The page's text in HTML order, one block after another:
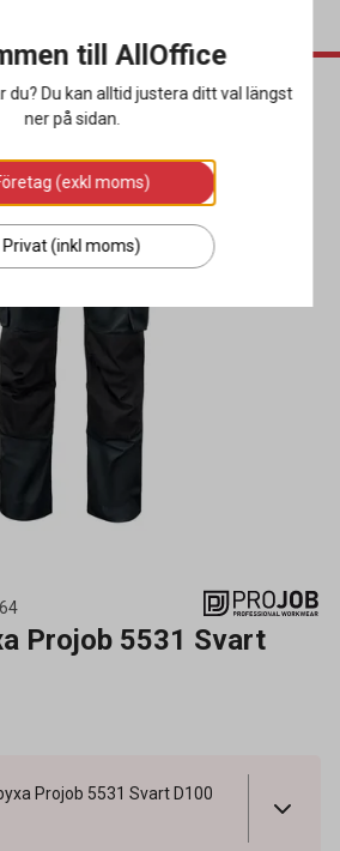
Projob 5531 Svart
Projob 5531 Svart D100
till AllOffice
du? Du kan alltid justera ditt val längst
ner på sidan.
(exkl moms)
Privat (inkl moms)